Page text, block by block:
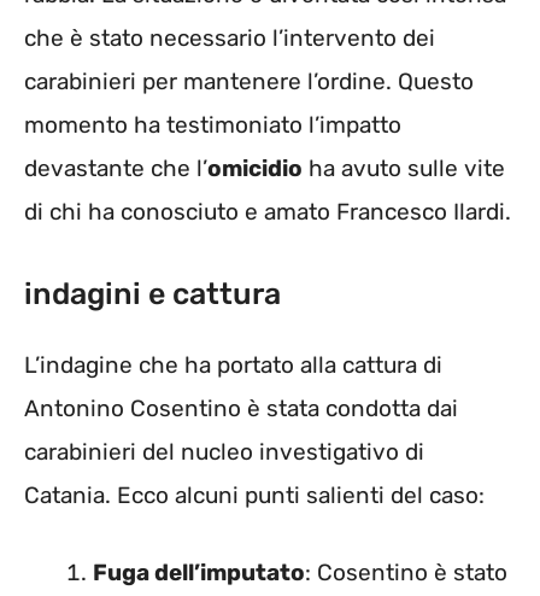
che è stato necessario l’intervento dei
carabinieri per mantenere l’ordine. Questo
momento ha testimoniato l’impatto
devastante che l’omicidio ha avuto sulle vite
di chi ha conosciuto e amato Francesco Ilardi.
indagini e cattura
L’indagine che ha portato alla cattura di
Antonino Cosentino è stata condotta dai
carabinieri del nucleo investigativo di
Catania. Ecco alcuni punti salienti del caso:
Fuga dell’imputato: Cosentino è stato